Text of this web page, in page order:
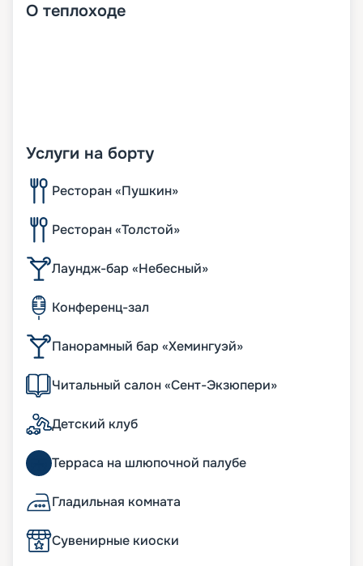
О теплоходе
Услуги на борту
Ресторан «Пушкин»
Ресторан «Толстой»
Лаундж-бар «Небесный»
Конференц-зал
Панорамный бар «Хемингуэй»
Читальный салон «Сент-Экзюпери»
Детский клуб
Терраса на шлюпочной палубе
Гладильная комната
Сувенирные киоски